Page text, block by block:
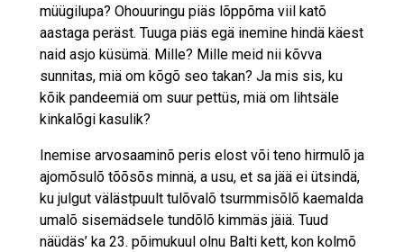
müügi­lupa? Ohouuringu piäs lõppõma viil katõ
aastaga peräst. Tuuga piäs egä inemine hindä käest
naid asjo küsümä. Mille? Mille meid nii kõvva
sunnitas, miä om kõgõ seo takan? Ja mis sis, ku
kõik pandeemiä om suur pettüs, miä om lihtsäle
kinkalõgi kasulik?
Inemise arvosaaminõ peris elost või teno hirmulõ ja
ajomõsulõ tõõsõs minnä, a usu, et sa jää ei ütsindä,
ku julgut välästpuult tulõvalõ tsurmmisõlõ kaemalda
umalõ sisemädsele tundõlõ kimmäs jäiä. Tuud
näüdäs’ ka 23. põimukuul olnu Balti kett, kon kolmõ